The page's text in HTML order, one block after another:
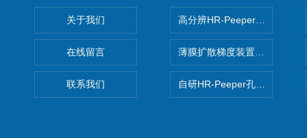
关于我们
在线留言
联系我们
高分辨HR-Peeper采样器孔隙
薄膜扩散梯度装置 Agl DGT
自研HR-Peeper孔隙水采样器